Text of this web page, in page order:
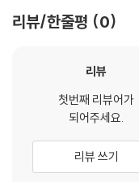
※ 교환/반품 안내
관련 사진과 동영상 및 재
문의 바랍니다.
부담 후 처리 가능합니다.
3) 스틸북 한정판, 초회 한
리뷰/한줄평 0
리뷰
첫번째 리뷰어가
되어주세요.
리뷰 쓰기